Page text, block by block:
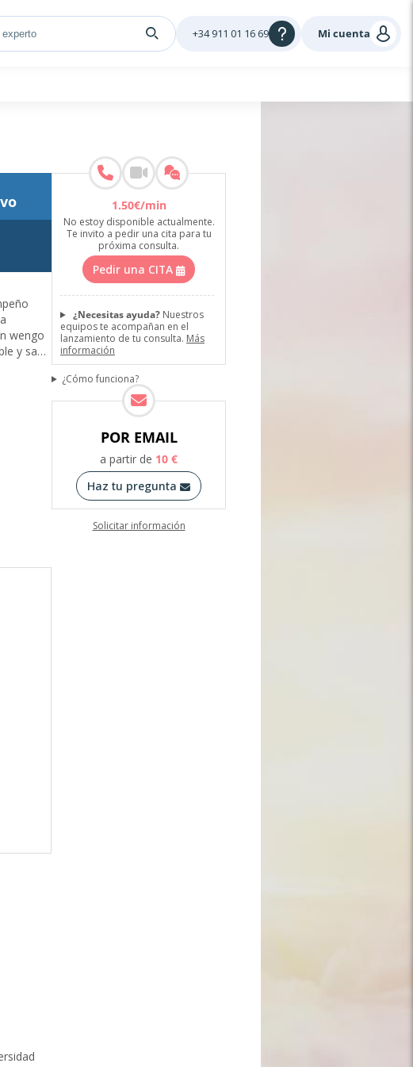
Mi cuenta
+34 911 01 16 69
wengo
y salir
1.50€/min
No estoy disponible actualmente.
Te invito a pedir una cita para tu
próxima consulta.
Pedir una CITA
¿Necesitas ayuda?Nuestros
equipos te acompañan en el
lanzamiento de tu consulta. Más
información
¿Cómo funciona?
POR EMAIL
a partir de 10 €
Haz tu pregunta
Solicitar información